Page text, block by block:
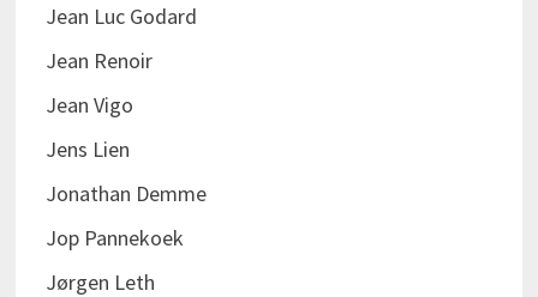
Jean Luc Godard
Jean Renoir
Jean Vigo
Jens Lien
Jonathan Demme
Jop Pannekoek
Jørgen Leth